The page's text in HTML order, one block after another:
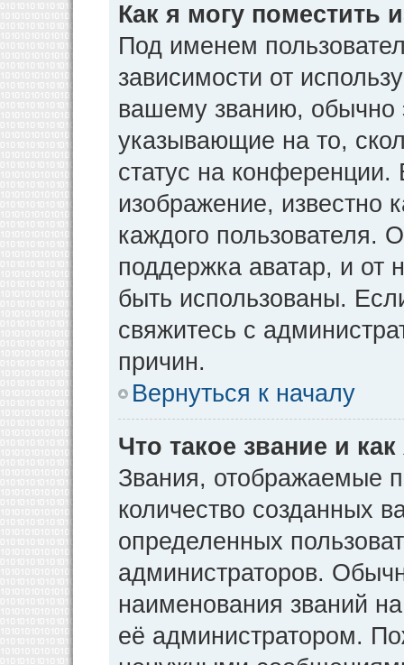
Как я могу поместить
Под именем
зависимости от
вашему званию, обычно
указывающие на то,
статус на
изображение, известно
каждого пользователя.
поддержка аватар, и от
быть использованы.
свяжитесь с
причин.
Вернуться к началу
Что такое звание и
Звания, отображаемые
количество созданных
определенных
администраторов.
наименования званий
её администратором.